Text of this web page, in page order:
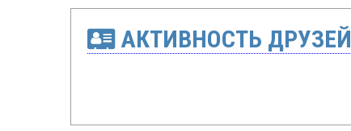
АКТИВНОСТЬ ДРУЗЕЙ